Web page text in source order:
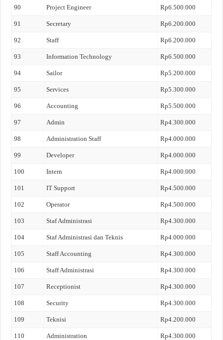
90 Project Engineer Rp6.500.000
91 Secretary Rp6.200.000
92 Staff Rp6.200.000
93 Information Technology Rp6.500.000
94 Sailor Rp5.200.000
95 Services Rp5.300.000
96 Accounting Rp5.500.000
97 Admin Rp4.300.000
98 Administration Staff Rp4.000.000
99 Developer Rp4.000.000
100 Intern Rp4.000.000
101 IT Support Rp4.500.000
102 Operator Rp4.500.000
103 Staf Administrasi Rp4.300.000
104 Staf Administrasi dan Teknis Rp4.000.000
105 Staff Accounting Rp4.300.000
106 Staff Administrasi Rp4.300.000
107 Receptionist Rp4.300.000
108 Security Rp4.300.000
109 Teknisi Rp4.200.000
110 Administration Rp4.300.000